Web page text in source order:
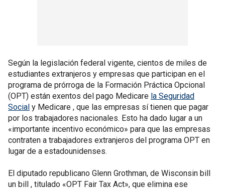
Según la legislación federal vigente, cientos de miles de
estudiantes extranjeros y empresas que participan en el
programa de prórroga de la Formación Práctica Opcional
(OPT) están exentos del pago Medicare la Seguridad
Social y Medicare , que las empresas sí tienen que pagar
por los trabajadores nacionales. Esto ha dado lugar a un
«importante incentivo económico» para que las empresas
contraten a trabajadores extranjeros del programa OPT en
lugar de a estadounidenses.
El diputado republicano Glenn Grothman, de Wisconsin bill
un bill , titulado «OPT Fair Tax Act», que elimina ese